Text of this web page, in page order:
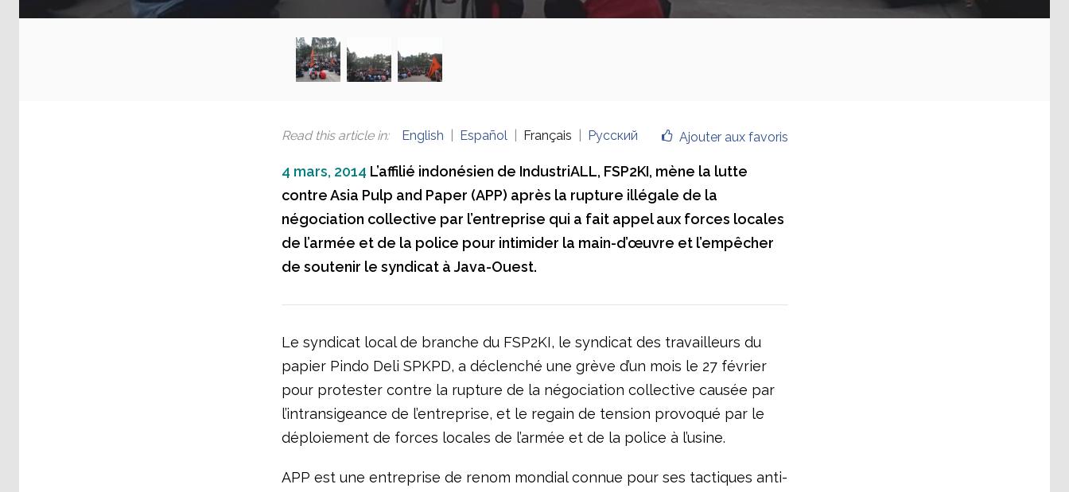
Ajouter aux favoris
Read this article in: English Español Français Русский
4 mars, 2014 L’affilié indonésien de IndustriALL, FSP2KI, mène la lutte
contre Asia Pulp and Paper (APP) après la rupture illégale de la
négociation collective par l’entreprise qui a fait appel aux forces locales
de l’armée et de la police pour intimider la main-d’œuvre et l’empêcher
de soutenir le syndicat à Java-Ouest.
Le syndicat local de branche du FSP2KI, le syndicat des travailleurs du
papier Pindo Deli SPKPD, a déclenché une grève d’un mois le 27 février
pour protester contre la rupture de la négociation collective causée par
l’intransigeance de l’entreprise, et le regain de tension provoqué par le
déploiement de forces locales de l’armée et de la police à l’usine.
APP est une entreprise de renom mondial connue pour ses tactiques anti-